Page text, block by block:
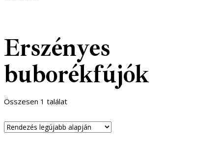
Erszényes
buborékfújók
Összesen 1 találat